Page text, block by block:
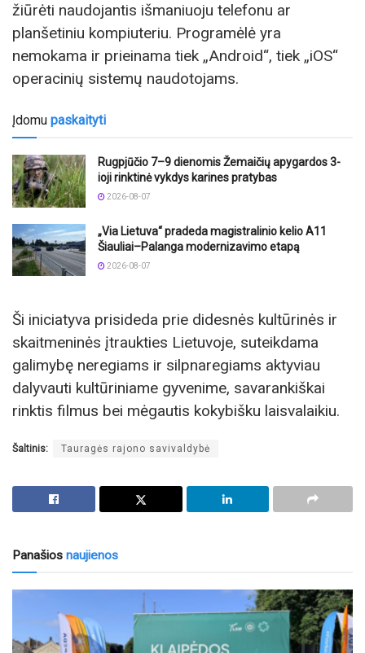
žiūrėti naudojantis išmaniuoju telefonu ar
planšetiniu kompiuteriu. Programėlė yra
nemokama ir prieinama tiek „Android“, tiek „iOS“
operacinių sistemų naudotojams.
Įdomu paskaityti
Rugpjūčio 7–9 dienomis Žemaičių apygardos 3-
ioji rinktinė vykdys karines pratybas
2026-08-07
„Via Lietuva“ pradeda magistralinio kelio A11
Šiauliai–Palanga modernizavimo etapą
2026-08-07
Ši iniciatyva prisideda prie didesnės kultūrinės ir
skaitmeninės įtraukties Lietuvoje, suteikdama
galimybę neregiams ir silpnaregiams aktyviau
dalyvauti kultūriniame gyvenime, savarankiškai
rinktis filmus bei mėgautis kokybišku laisvalaikiu.
Šaltinis: Tauragės rajono savivaldybė
Panašios naujienos